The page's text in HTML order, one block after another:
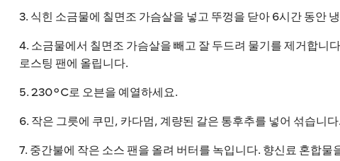
3. 식힌 소금물에 칠면조 가슴살을 넣고 뚜껑을 닫아 6시간 동안
4. 소금물에서 칠면조 가슴살을 빼고 잘 두드려 물기를 제거합니
로스팅 팬에 올립니다.
5. 230°C로 오븐을 예열하세요.
6. 작은 그릇에 쿠민, 카다멈, 계량된 갈은 통후추를 넣어 섞습니다.
7. 중간불에 작은 소스 팬을 올려 버터를 녹입니다. 향신료 혼합